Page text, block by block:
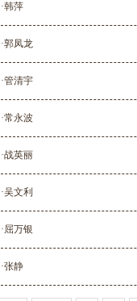
·韩萍
·郭凤龙
·管清宇
·常永波
·战英丽
·吴文利
·屈万银
·张静